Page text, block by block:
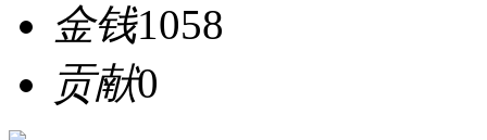
金钱1058
贡献0